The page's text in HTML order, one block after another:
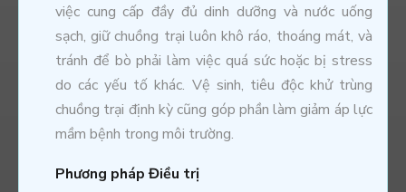
việc cung cấp đầy đủ dinh dưỡng và nước uống
sạch, giữ chuồng trại luôn khô ráo, thoáng mát, và
tránh để bò phải làm việc quá sức hoặc bị stress
do các yếu tố khác. Vệ sinh, tiêu độc khử trùng
chuồng trại định kỳ cũng góp phần làm giảm áp lực
mầm bệnh trong môi trường.
Phương pháp Điều trị